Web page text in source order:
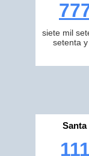
siete mil
setenta
Santa